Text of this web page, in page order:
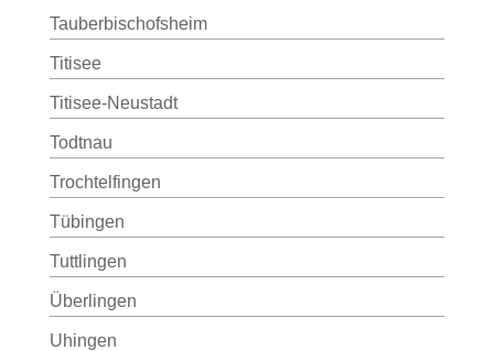
Tauberbischofsheim
Titisee
Titisee-Neustadt
Todtnau
Trochtelfingen
Tübingen
Tuttlingen
Überlingen
Uhingen